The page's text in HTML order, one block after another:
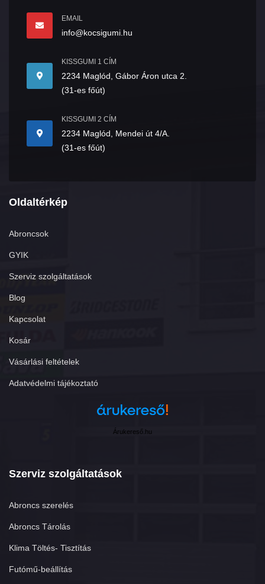
EMAIL
info@kocsigumi.hu
KISSGUMI 1 CÍM
2234 Maglód, Gábor Áron utca 2.
(31-es főút)
KISSGUMI 2 CÍM
2234 Maglód, Mendei út 4/A.
(31-es főút)
Oldaltérkép
Abroncsok
GYIK
Szerviz szolgáltatások
Blog
Kapcsolat
Kosár
Vásárlási feltételek
Adatvédelmi tájékoztató
Árukereső.hu
Szerviz szolgáltatások
Abroncs szerelés
Abroncs Tárolás
Klima Töltés- Tisztítás
Futómű-beállítás